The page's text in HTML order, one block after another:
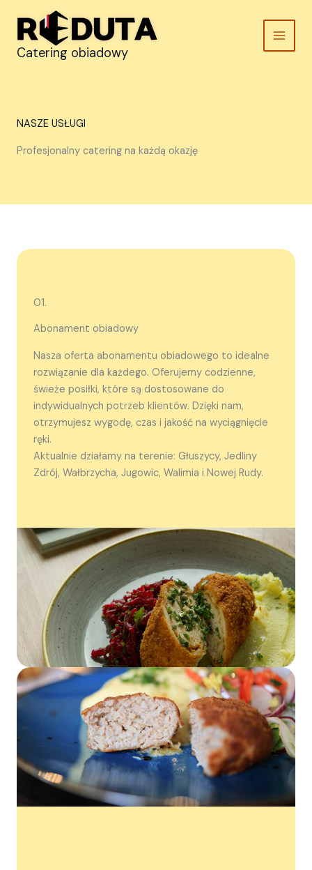
treści
Catering obiadowy
NASZE USŁUGI
Profesjonalny catering na każdą okazję
01.
Abonament obiadowy
Nasza oferta abonamentu obiadowego to idealne
rozwiązanie dla każdego. Oferujemy codzienne,
świeże posiłki, które są dostosowane do
indywidualnych potrzeb klientów. Dzięki nam,
otrzymujesz wygodę, czas i jakość na wyciągnięcie
ręki.
Aktualnie działamy na terenie: Głuszycy, Jedliny
Zdrój, Wałbrzycha, Jugowic, Walimia i Nowej Rudy.